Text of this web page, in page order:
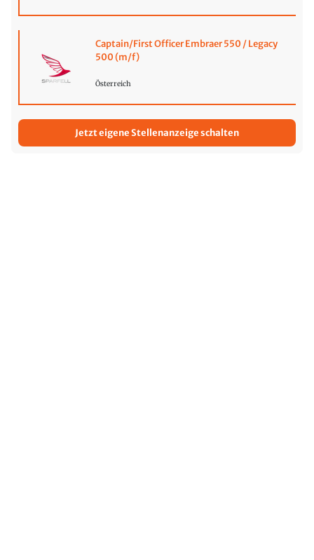
Captain/First Officer Embraer 550 / Legacy
500 (m/f)
Österreich
Jetzt eigene Stellenanzeige schalten